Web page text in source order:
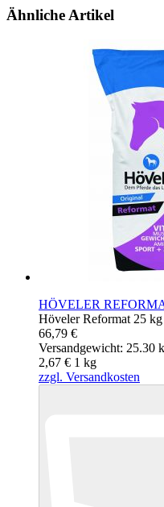
Ähnliche Artikel
HÖVELER
Höveler Reformat 25 kg
66,79 €
Versandgewicht: 25.30
2,67 € 1 kg
zzgl. Versandkosten